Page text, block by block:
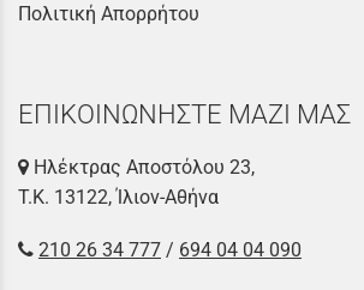
Πολιτική Απορρήτου
ΕΠΙΚΟΙΝΩΝΗΣΤΕ ΜΑΖΙ ΜΑΣ
Ηλέκτρας Αποστόλου 23,
Τ.Κ. 13122, Ίλιον-Αθήνα
210 26 34 777 / 694 04 04 090